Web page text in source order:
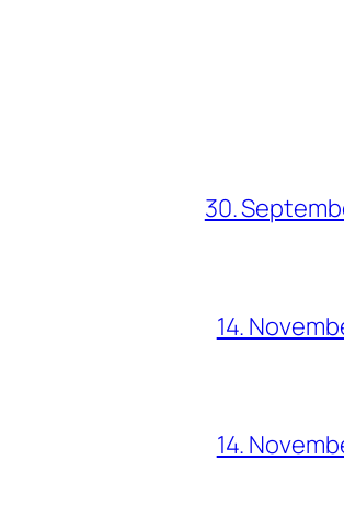
30.
14.
14.